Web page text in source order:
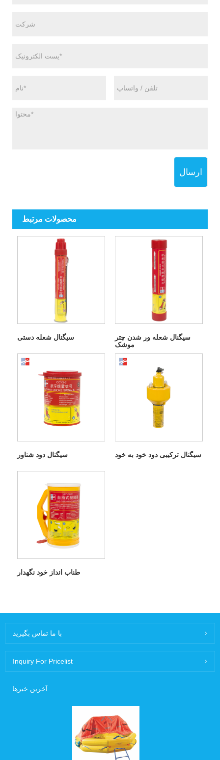
ارسال
محصولات مرتبط
سیگنال شعله دستی
سیگنال شعله ور شدن چتر
موشک
سیگنال دود شناور سیگنال ترکیبی دود خود به خود
طناب انداز خود نگهدار
با ما تماس بگیرید
Inquiry For Pricelist
آخرین خبرها